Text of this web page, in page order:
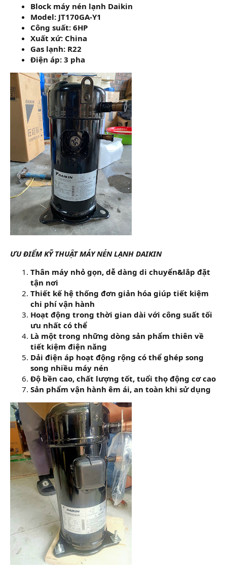
Block máy nén lạnh Daikin
Model: JT170GA-Y1
Công suất: 6HP
Xuất xứ: China
Gas lạnh: R22
Điện áp: 3 pha
ƯU ĐIỂM KỸ THUẬT MÁY NÉN LẠNH DAIKIN
Thân máy nhỏ gọn, dễ dàng di chuyển&lắp đặt
tận nơi
Thiết kế hệ thống đơn giản hóa giúp tiết kiệm
chi phí vận hành
Hoạt động trong thời gian dài với công suất tối
ưu nhất có thể
Là một trong những dòng sản phẩm thiên về
tiết kiệm điện năng
Dải điện áp hoạt động rộng có thể ghép song
song nhiều máy nén
Độ bền cao, chất lượng tốt, tuổi thọ động cơ cao
Sản phẩm vận hành êm ái, an toàn khi sử dụng